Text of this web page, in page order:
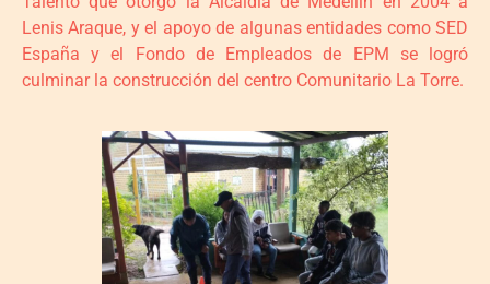
Lenis Araque, y el apoyo de algunas entidades como SED
España y el Fondo de Empleados de EPM se logró
culminar la construcción del centro Comunitario La Torre.